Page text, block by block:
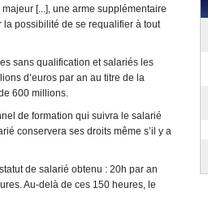
[...], une arme supplémentaire
possibilité de se requalifier à tout
sans qualification et salariés les
d’euros par an au titre de la
600 millions.
de formation qui suivra le salarié
conservera ses droits même s’il y a
de salarié obtenu : 20h par an
Au-delà de ces 150 heures, le